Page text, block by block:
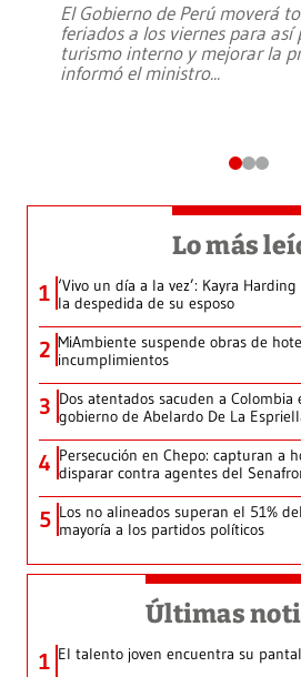
El Gobierno de Perú moverá
feriados a los viernes para así
turismo interno y mejorar la
informó el ministro...
Lo más
1 ‘Vivo un día a la vez’: Kayra
la despedida de su esposo
2 MiAmbiente suspende obras de
incumplimientos
3 Dos atentados sacuden a
gobierno de Abelardo De La
4 Persecución en Chepo: capturan a
disparar contra agentes del
5 Los no alineados superan el 51%
mayoría a los partidos políticos
Últimas
1 El talento joven encuentra su